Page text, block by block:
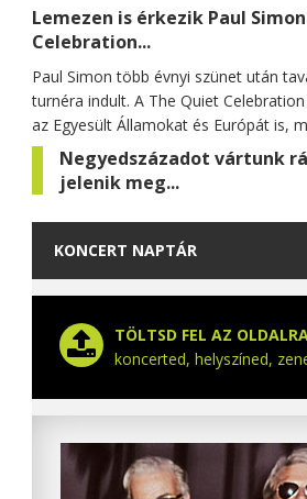
Lemezen is érkezik Paul
Celebration...
Paul Simon több évnyi szünet után
turnéra indult. A The Quiet
az Egyesült Államokat és Európát is,
Negyedszázadot vártunk
jelenik meg...
KONCERT NAPTÁR
TÖLTSD FEL AZ
koncerted, helyszíned,